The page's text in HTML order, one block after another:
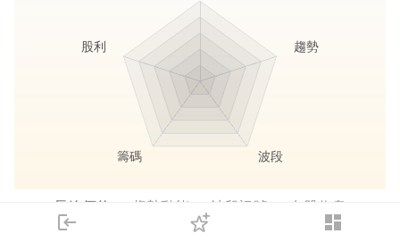
login dashboard
下單
長線價值 趨勢動能 波段訊號 存股收息
趨勢
波段
籌碼
股利